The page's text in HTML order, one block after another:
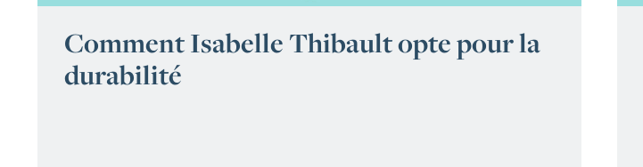
Comment Isabelle Thibault opte pour la
durabilité